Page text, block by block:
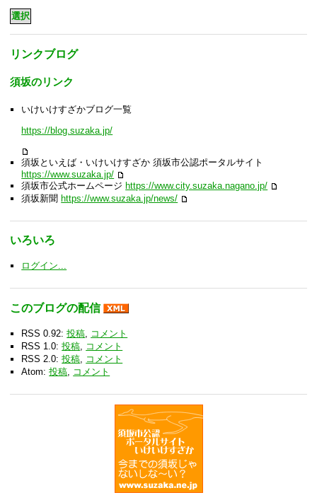
リンクブログ
須坂のリンク
いけいけすざかブログ一覧
https://blog.suzaka.jp/
須坂といえば・いけいけすざか 須坂市公認ポータルサイト
https://www.suzaka.jp/
須坂市公式ホームページ https://www.city.suzaka.nagano.jp/
須坂新聞 https://www.suzaka.jp/news/
いろいろ
ログイン...
このブログの配信
RSS 0.92:投稿
コメント
RSS 1.0:投稿
コメント
RSS 2.0:投稿
コメント
Atom:投稿 コメント